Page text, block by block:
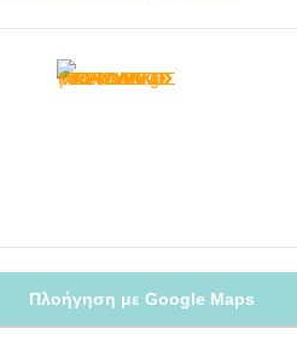
Πλοήγηση με Google Maps